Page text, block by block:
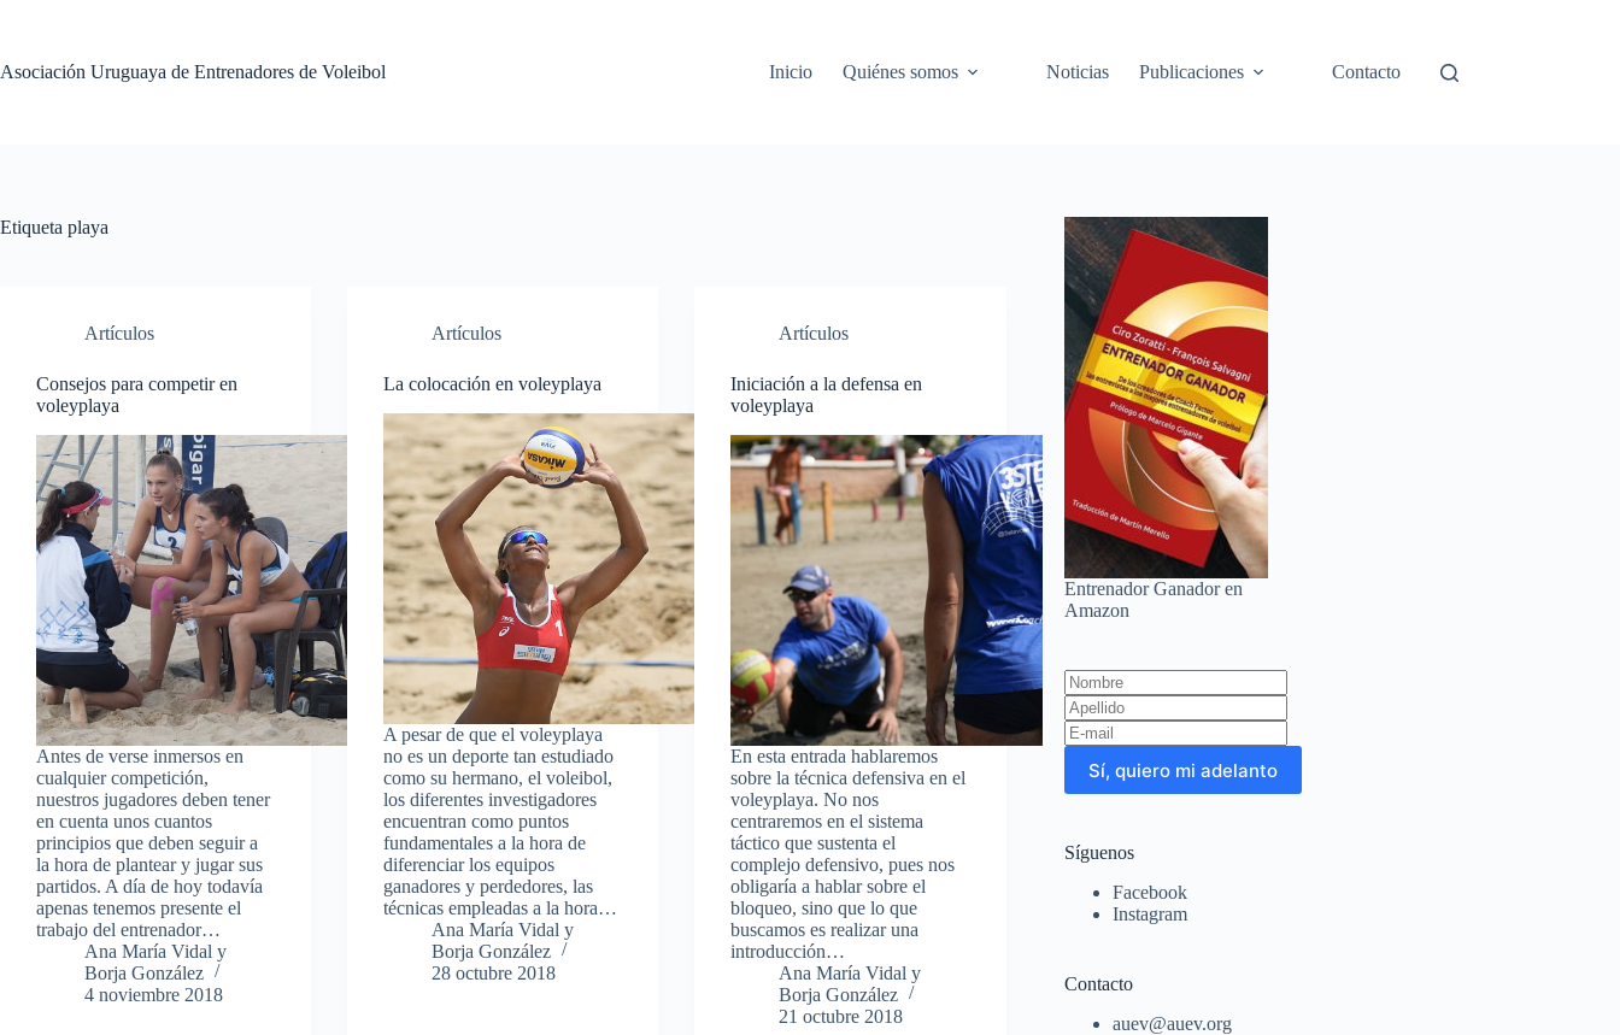
Asociación Uruguaya de Entrenadores de Voleibol
Inicio Quiénes somos Noticias Publicaciones Contacto
Etiqueta playa
Artículos
Consejos para competir en
voleyplaya
Antes de verse inmersos en
cualquier competición,
nuestros jugadores deben tener
en cuenta unos cuantos
principios que deben seguir a
la hora de plantear y jugar sus
partidos. A día de hoy todavía
apenas tenemos presente el
trabajo del entrenador…
Ana María Vidal y
Borja González
4 noviembre 2018
Artículos
La colocación en voleyplaya
A pesar de que el voleyplaya
no es un deporte tan estudiado
como su hermano, el voleibol,
los diferentes investigadores
encuentran como puntos
fundamentales a la hora de
diferenciar los equipos
ganadores y perdedores, las
técnicas empleadas a la hora…
Ana María Vidal y
Borja González
28 octubre 2018
Artículos
Iniciación a la defensa en
voleyplaya
En esta entrada hablaremos
sobre la técnica defensiva en el
voleyplaya. No nos
centraremos en el sistema
táctico que sustenta el
complejo defensivo, pues nos
obligaría a hablar sobre el
bloqueo, sino que lo que
buscamos es realizar una
introducción…
Ana María Vidal y
Borja González
21 octubre 2018
Entrenador Ganador en
Amazon
Leave
this
field
blank
Sí, quiero mi adelanto
Síguenos
Facebook
Instagram
Contacto
auev@auev.org